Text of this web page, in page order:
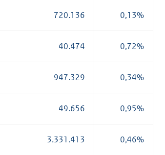
720.136 0,13%
40.474 0,72%
947.329 0,34%
49.656 0,95%
3.331.413 0,46%